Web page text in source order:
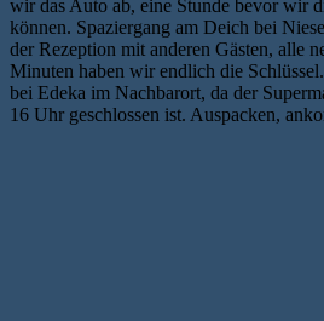
wir das Auto ab, eine Stunde bevor wir
können. Spaziergang am Deich bei
der Rezeption mit anderen Gästen, alle
Minuten haben wir endlich die
bei Edeka im Nachbarort, da der
16 Uhr geschlossen ist. Auspacken,